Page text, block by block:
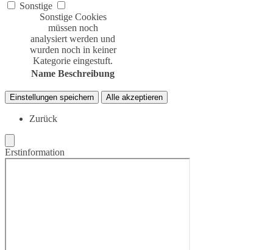
Sonstige
Sonstige Cookies
müssen noch
analysiert werden und
wurden noch in keiner
Kategorie eingestuft.
Name Beschreibung
Einstellungen speichern Alle akzeptieren
Zurück
Erstinformation